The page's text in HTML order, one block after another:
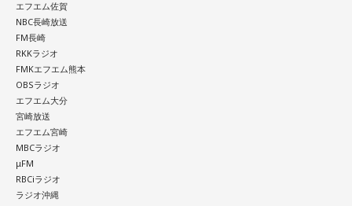
エフエム佐賀
NBC長崎放送
FM長崎
RKKラジオ
FMKエフエム熊本
OBSラジオ
エフエム大分
宮崎放送
エフエム宮崎
MBCラジオ
μFM
RBCiラジオ
ラジオ沖縄